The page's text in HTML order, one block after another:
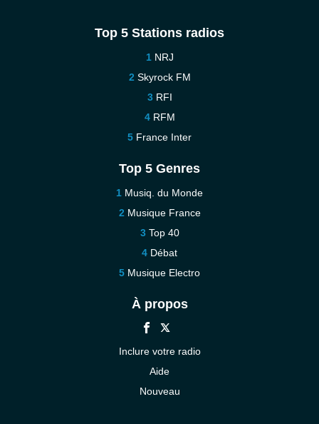
Top 5 Stations radios
NRJ
Skyrock FM
RFI
RFM
France Inter
Top 5 Genres
Musiq. du Monde
Musique France
Top 40
Débat
Musique Electro
À propos
Inclure votre radio
Aide
Nouveau